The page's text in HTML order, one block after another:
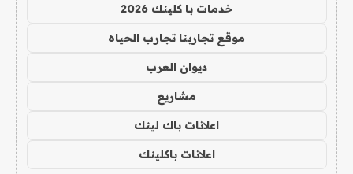
خدمات با كلينك 2026
موقع تجاربنا تجارب الحياه
ديوان العرب
مشاريع
اعلانات باك لينك
اعلانات باكلينك